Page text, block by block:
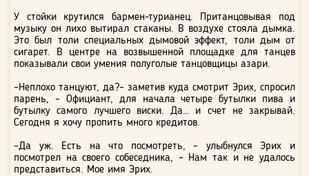
У стойки крутился бармен-турианец. Пританцовывая под
музыку он лихо вытирал стаканы. В воздухе стояла дымка.
Это был толи специальных дымовой эффект, толи дым от
сигарет. В центре на возвышенной площадке для танцев
показывали свои умения полуголые танцовщицы азари.
–Неплохо танцуют, да?– заметив куда смотрит Эрих, спросил
парень, – Официант, для начала четыре бутылки пива и
бутылку самого лучшего виски. Да… и счет не закрывай.
Сегодня я хочу пропить много кредитов.
–Да уж. Есть на что посмотреть, – улыбнулся Эрих и
посмотрел на своего собеседника, – Нам так и не удалось
представиться. Мое имя Эрих.